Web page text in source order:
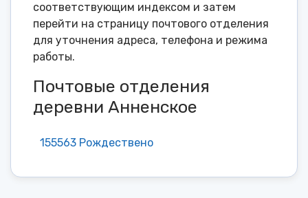
соответствующим индексом и затем
перейти на страницу почтового отделения
для уточнения адреса, телефона и режима
работы.
Почтовые отделения
деревни Анненское
155563 Рождествено